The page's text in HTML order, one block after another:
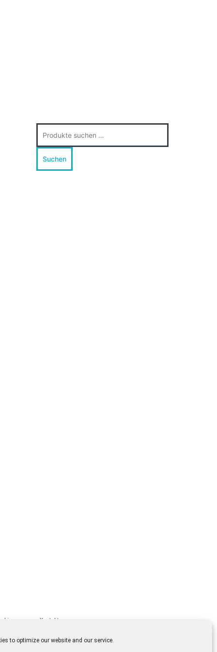
to optimize our website and our service.
nach:
Suchen
Lizenzen Kontakt